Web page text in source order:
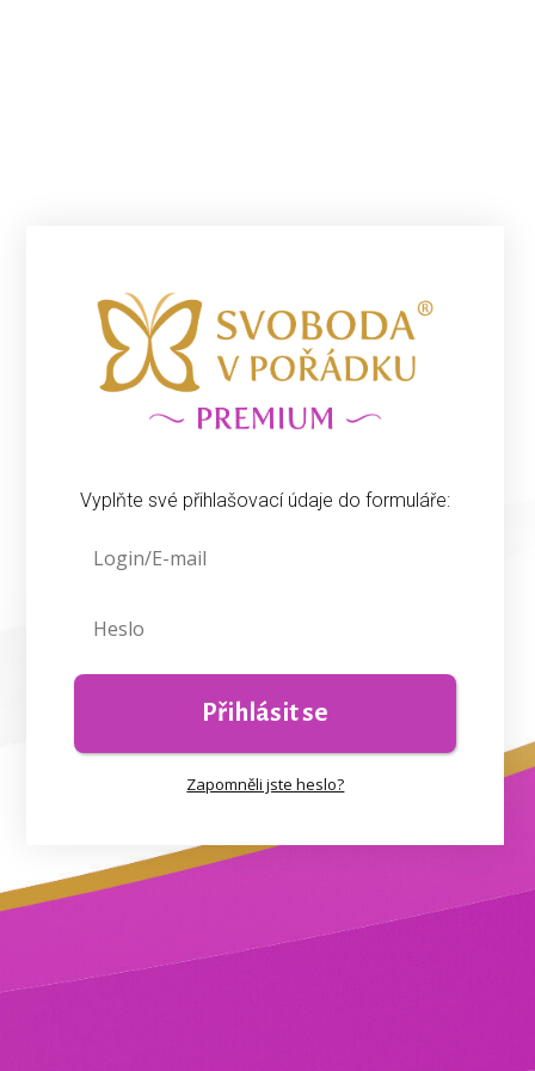
Vyplňte své přihlašovací údaje do formuláře:
Přihlásit se
Zapomněli jste heslo?